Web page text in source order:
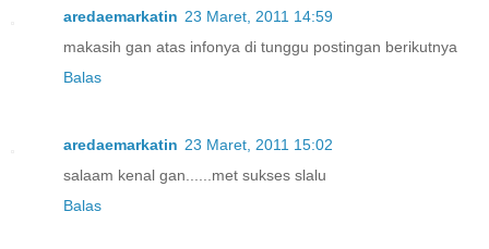
aredaemarkatin 23 Maret, 2011 14:59
makasih gan atas infonya di tunggu postingan berikutnya
Balas
aredaemarkatin 23 Maret, 2011 15:02
salaam kenal gan......met sukses slalu
Balas